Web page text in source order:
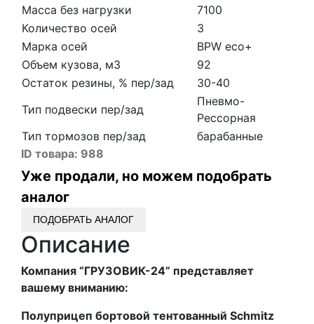
Масса без нагрузки
7100
Количество осей
3
Марка осей
BPW eco+
Объем кузова, м3
92
Остаток резины, % пер/зад
30-40
Тип подвески пер/зад
Пневмо-
Рессорная
Тип тормозов пер/зад
барабанные
ID товара: 988
Уже продали, но можем подобрать
аналог
ПОДОБРАТЬ АНАЛОГ
Описание
Компания “ГРУЗОВИК-24” представляет
вашему вниманию:
Полуприцеп бортовой тентованный Schmitz